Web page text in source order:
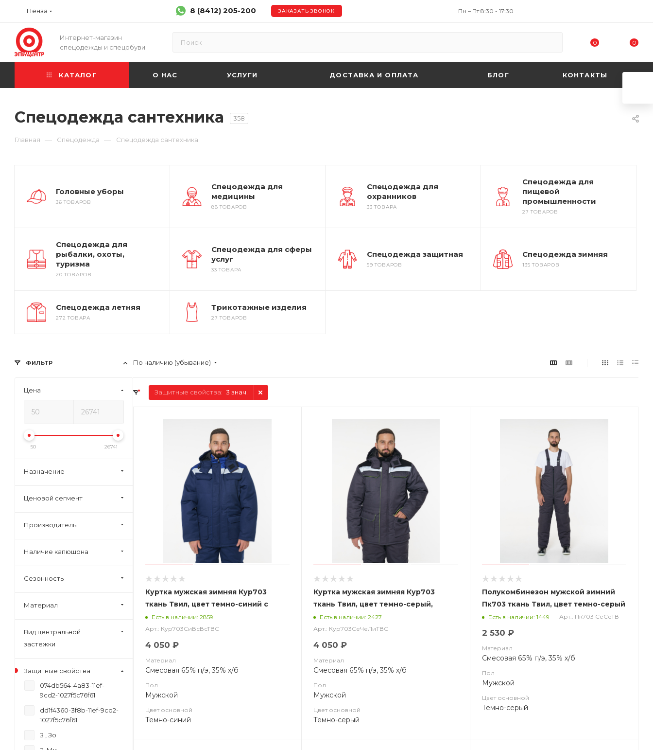
Пенза 8 (8412) 205-200 ЗАКАЗАТЬ ЗВОНОК Пн – Пт 8:30 - 17:30
Интернет-магазин
спецодежды и спецобуви
0 0
КАТАЛОГ О НАС УСЛУГИ ДОСТАВКА И ОПЛАТА БЛОГ КОНТАКТЫ
Спецодежда сантехника 358
Главная — Спецодежда — Спецодежда сантехника
Головные уборы
36 ТОВАРОВ
Спецодежда для
медицины
88 ТОВАРОВ
Спецодежда для
охранников
33 ТОВАРА
Спецодежда для
пищевой
промышленности
27 ТОВАРОВ
Спецодежда для
рыбалки, охоты,
туризма
20 ТОВАРОВ
Спецодежда для сферы
услуг
33 ТОВАРА
Спецодежда защитная
59 ТОВАРОВ
Спецодежда зимняя
135 ТОВАРОВ
Спецодежда летняя
272 ТОВАРА
Трикотажные изделия
27 ТОВАРОВ
По наличию (убывание)
Защитные свойства: 3 знач.
Куртка мужская зимняя Кур703
ткань Твил, цвет темно-синий с
васильковым
Есть в наличии: 2859
Арт.: Кур703СиВсВсТВС
4 050 ₽
Материал
Смесовая 65% п/э, 35% х/б
Пол
Мужской
Цвет основной
Темно-синий
Куртка мужская зимняя Кур703
ткань Твил, цвет темно-серый,
черный с лимонной отделкой СОП
Есть в наличии: 2427
Арт.: Кур703СеЧеЛиТВС
4 050 ₽
Материал
Смесовая 65% п/э, 35% х/б
Пол
Мужской
Цвет основной
Темно-серый
Полукомбинезон мужской зимний
Пк703 ткань Твил, цвет темно-серый
Есть в наличии: 1449 Арт.: Пк703 СеСеТВ
2 530 ₽
Материал
Смесовая 65% п/э, 35% х/б
Пол
Мужской
Цвет основной
Темно-серый
ФИЛЬТР
Цена
50 26741
Назначение
Ценовой сегмент
Производитель
Наличие капюшона
Сезонность
Материал
Вид центральной
застежки
Защитные свойства
074db564-4a83-11ef-
9cd2-1027f5c76f61
dd1f4360-3f8b-11ef-9cd2-
1027f5c76f61
З , Зо